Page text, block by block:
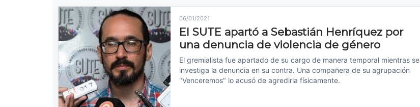
06/01/2021
El SUTE apartó a Sebastián Henríquez por
una denuncia de violencia de género
El gremialista fue apartado de su cargo de manera temporal mientras se
investiga la denuncia en su contra. Una compañera de su agrupación
"Venceremos" lo acusó de agredirla físicamente.